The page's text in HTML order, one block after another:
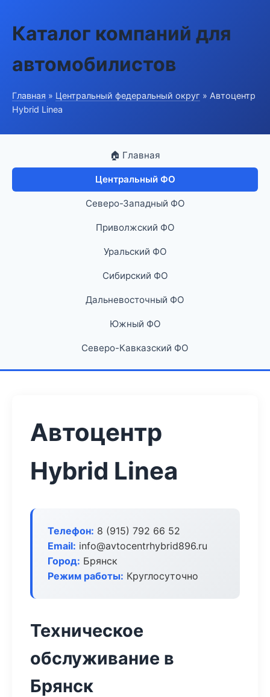
Каталог компаний для
автомобилистов
Главная » Центральный федеральный округ » Автоцентр
Hybrid Linea
🏠 Главная
Центральный ФО
Северо-Западный ФО
Приволжский ФО
Уральский ФО
Сибирский ФО
Дальневосточный ФО
Южный ФО
Северо-Кавказский ФО
Автоцентр
Hybrid Linea
Телефон: 8 (915) 792 66 52
Email: info@avtocentrhybrid896.ru
Город: Брянск
Режим работы: Круглосуточно
Техническое
обслуживание в
Брянск